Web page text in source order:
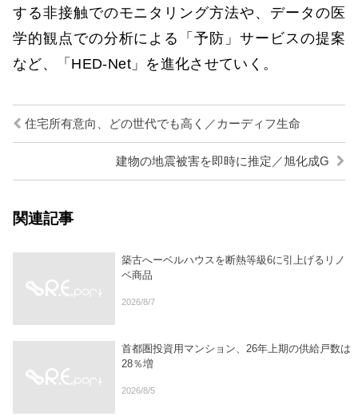
する非接触でのモニタリング方法や、データの医
学的観点での分析による「予防」サービスの提案
など、「HED-Net」を進化させていく。
住宅所有意向、どの世代でも高く／カーディフ生命
建物の地震被害を即時に推定／旭化成G
関連記事
築古へーベルハウスを断熱等級6に引上げるリノ
ベ商品
2026/8/7
首都圏投資用マンション、26年上期の供給戸数は
28％増
2026/8/5